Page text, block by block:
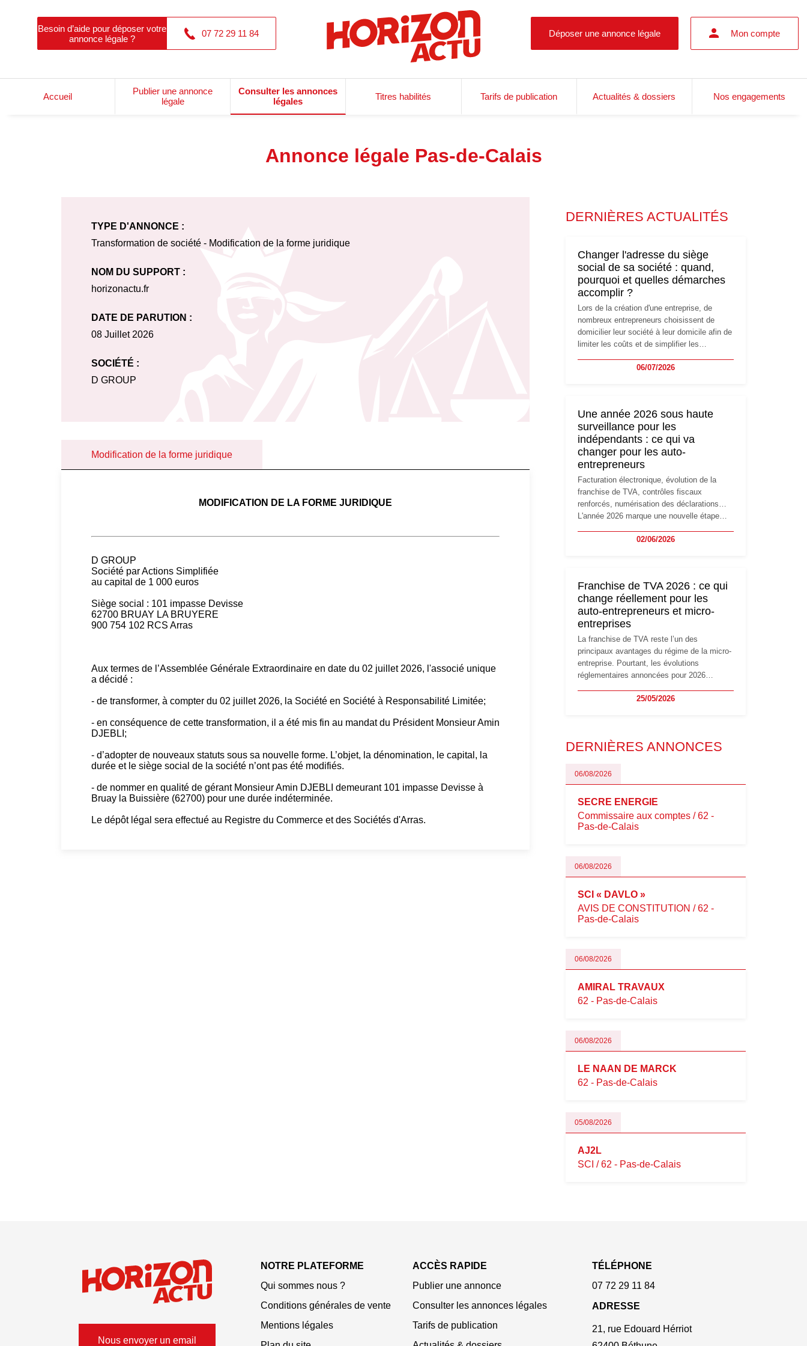
Besoin d’aide pour déposer votre
annonce légale ?
07 72 29 11 84 Déposer une annonce légale Mon compte
Accueil
Publier une annonce
légale
Consulter les annonces
légales
Titres habilités Tarifs de publication Actualités & dossiers Nos engagements
Annonce légale Pas-de-Calais
TYPE D'ANNONCE :
Transformation de société - Modification de la forme juridique
NOM DU SUPPORT :
horizonactu.fr
DATE DE PARUTION :
08 Juillet 2026
SOCIÉTÉ :
D GROUP
Modification de la forme juridique
MODIFICATION DE LA FORME JURIDIQUE
D GROUP
Société par Actions Simplifiée
au capital de 1 000 euros
Siège social : 101 impasse Devisse
62700 BRUAY LA BRUYERE
900 754 102 RCS Arras
Aux termes de l’Assemblée Générale Extraordinaire en date du 02 juillet 2026, l'associé unique
a décidé :
- de transformer, à compter du 02 juillet 2026, la Société en Société à Responsabilité Limitée;
- en conséquence de cette transformation, il a été mis fin au mandat du Président Monsieur Amin
DJEBLI;
- d’adopter de nouveaux statuts sous sa nouvelle forme. L’objet, la dénomination, le capital, la
durée et le siège social de la société n’ont pas été modifiés.
- de nommer en qualité de gérant Monsieur Amin DJEBLI demeurant 101 impasse Devisse à
Bruay la Buissière (62700) pour une durée indéterminée.
Le dépôt légal sera effectué au Registre du Commerce et des Sociétés d'Arras.
DERNIÈRES ACTUALITÉS
Changer l'adresse du siège
social de sa société : quand,
pourquoi et quelles démarches
accomplir ?
Lors de la création d'une entreprise, de
nombreux entrepreneurs choisissent de
domicilier leur société à leur domicile afin de
limiter les coûts et de simplifier les
l'activité, cette solution peut rapidement
siège social répond souvent à une nouvelle
étape de la vie de l'entreprise et implique
plusieurs formalités obligatoires.
06/07/2026
Une année 2026 sous haute
surveillance pour les
indépendants : ce qui va
changer pour les auto-
entrepreneurs
Facturation électronique, évolution de la
franchise de TVA, contrôles fiscaux
renforcés, numérisation des déclarations…
L'année 2026 marque une nouvelle étape
travailleurs indépendants. Si le régime de la
réglementaire plus exigeant. Décryptage des
principaux changements et des précautions
à prendre pour éviter les mauvaises
surprises.
02/06/2026
Franchise de TVA 2026 : ce qui
change réellement pour les
auto-entrepreneurs et micro-
entreprises
La franchise de TVA reste l’un des
principaux avantages du régime de la micro-
entreprise. Pourtant, les évolutions
réglementaires annoncées pour 2026
les auto-entrepreneurs, artisans et
évoluent dans un contexte de contrôle
oblige les indépendants à rester
particulièrement vigilants.
25/05/2026
DERNIÈRES ANNONCES
06/08/2026
SECRE ENERGIE
Commissaire aux comptes / 62 -
Pas-de-Calais
06/08/2026
SCI « DAVLO »
AVIS DE CONSTITUTION / 62 -
Pas-de-Calais
06/08/2026
AMIRAL TRAVAUX
62 - Pas-de-Calais
06/08/2026
LE NAAN DE MARCK
62 - Pas-de-Calais
05/08/2026
AJ2L
SCI / 62 - Pas-de-Calais
Nous envoyer un email
NOTRE PLATEFORME
Qui sommes nous ?
Conditions générales de vente
Mentions légales
ACCÈS RAPIDE
Publier une annonce
Consulter les annonces légales
Tarifs de publication
TÉLÉPHONE
07 72 29 11 84
ADRESSE
21, rue Edouard Hérriot